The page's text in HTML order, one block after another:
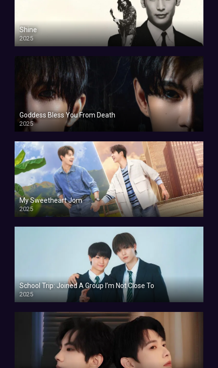
Shine
2025
Goddess Bless You From Death
2025
My Sweetheart Jom
2025
School Trip: Joined A Group I’m Not Close To
2025